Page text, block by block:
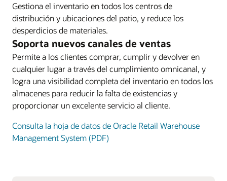
Gestiona el inventario en todos los centros de
distribución y ubicaciones del patio, y reduce los
desperdicios de materiales.
Soporta nuevos canales de ventas
Permite a los clientes comprar, cumplir y devolver en
cualquier lugar a través del cumplimiento omnicanal, y
logra una visibilidad completa del inventario en todos los
almacenes para reducir la falta de existencias y
proporcionar un excelente servicio al cliente.
Consulta la hoja de datos de Oracle Retail Warehouse
Management System (PDF)